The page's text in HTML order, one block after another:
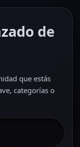
de
que estás
categorías o